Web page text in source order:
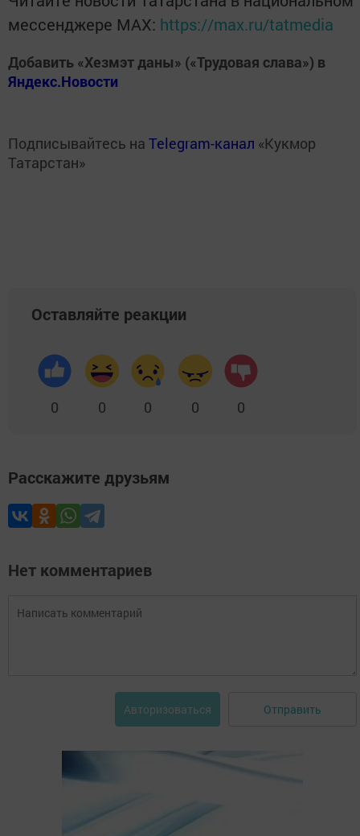
мессенджере MАХ: https://max.ru/tatmedia
Добавить «Хезмэт даны» («Трудовая слава») в
Яндекс.Новости
Подписывайтесь на Telegram-канал «Кукмор
Татарстан»
Оставляйте реакции
0 0 0 0 0
Расскажите друзьям
Нет комментариев
Авторизоваться Отправить